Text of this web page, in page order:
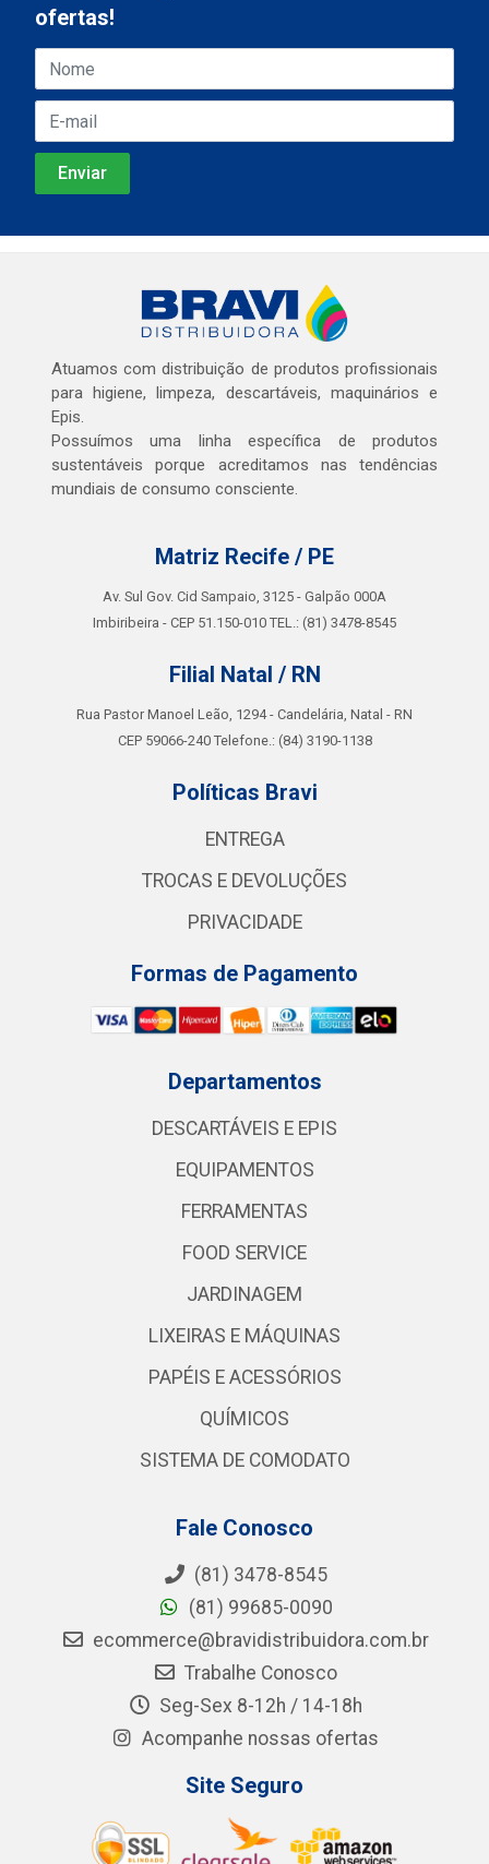
ofertas!
Atuamos com distribuição de produtos profissionais
para higiene, limpeza, descartáveis, maquinários e
Epis.
Possuímos uma linha específica de produtos
sustentáveis porque acreditamos nas tendências
mundiais de consumo consciente.
Matriz Recife / PE
Av. Sul Gov. Cid Sampaio, 3125 - Galpão 000A
Imbiribeira - CEP 51.150-010 TEL.: (81) 3478-8545
Filial Natal / RN
Rua Pastor Manoel Leão, 1294 - Candelária, Natal - RN
CEP 59066-240 Telefone.: (84) 3190-1138
Políticas Bravi
ENTREGA
TROCAS E DEVOLUÇÕES
PRIVACIDADE
Formas de Pagamento
Departamentos
DESCARTÁVEIS E EPIS
EQUIPAMENTOS
FERRAMENTAS
FOOD SERVICE
JARDINAGEM
LIXEIRAS E MÁQUINAS
PAPÉIS E ACESSÓRIOS
QUÍMICOS
SISTEMA DE COMODATO
Fale Conosco
(81) 3478-8545
(81) 99685-0090
ecommerce@bravidistribuidora.com.br
Trabalhe Conosco
Seg-Sex 8-12h / 14-18h
Acompanhe nossas ofertas
Site Seguro